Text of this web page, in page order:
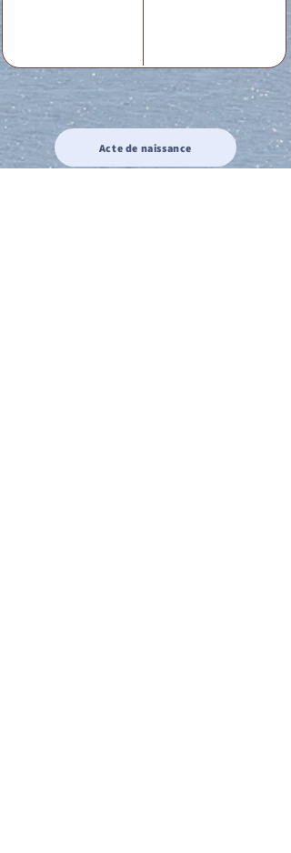
Acte de naissance